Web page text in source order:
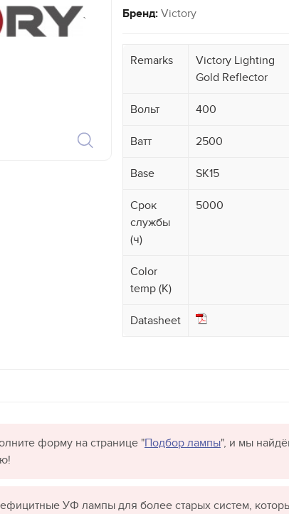
`
Бренд: Victory
Remarks
Victory Lighting
Gold Reflector
Вольт 400
Ватт 2500
Base SK15
Срок
службы
(ч)
5000
Color
temp (K)
Datasheet
форму на странице "Подбор лампы", и мы
УФ лампы для более старых систем,